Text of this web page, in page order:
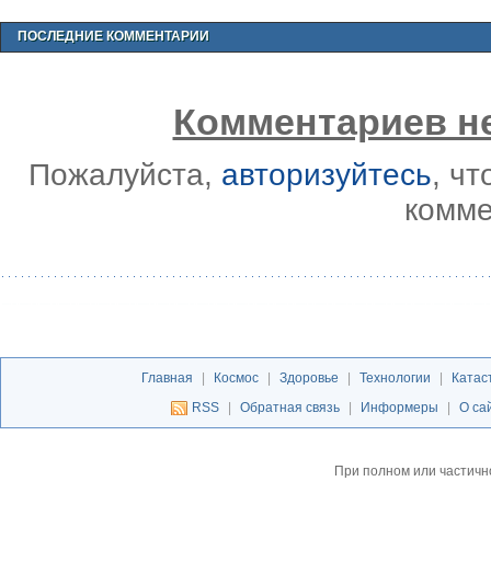
ПОСЛЕДНИЕ КОММЕНТАРИИ
Комментариев
Пожалуйста, авторизуйтесь,
Главная | Космос | Здоровье | Технологии |
RSS
| Обратная связь | Информеры | О
При полном или